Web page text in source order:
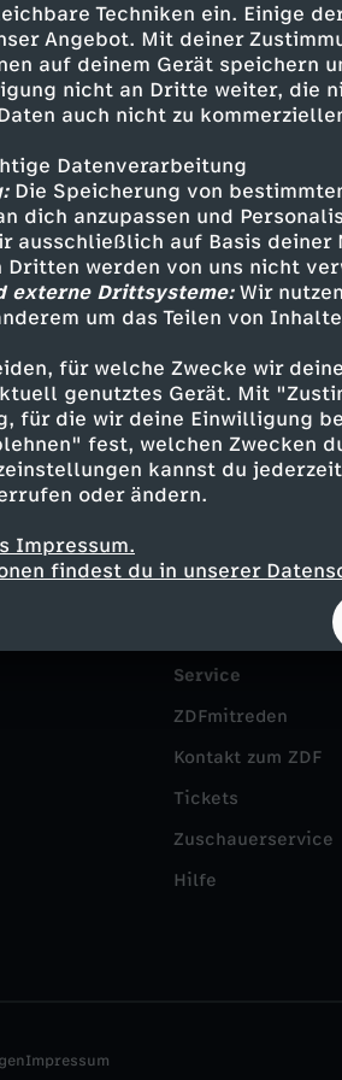
Techniken ein. Einige
Angebot. Mit deiner
auf deinem Gerät speichern
nicht an Dritte weiter, die
auch nicht zu
Datenverarbeitung
Die Speicherung von
dich anzupassen und
ausschließlich auf Basis deiner
Dritten werden von uns nicht
externe Drittsysteme:Wir
um das Teilen von
für welche Zwecke wir
genutztes Gerät. Mit
für die wir deine Einwilligung
fest, welchen Zwecken
kannst du
oder ändern.
Impressum.
findest du in unserer
Inhalte entdecken
Interview bewegend
– Interviews mit
Service
ZDFmitreden
Kontakt zum ZDF
Tickets
Zuschauerservice
Hilfe
Impressum